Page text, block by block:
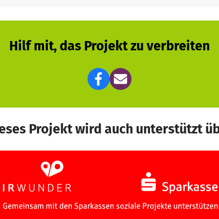
Hilf mit, das Projekt zu verbreiten
Projekt wird auch unterstützt